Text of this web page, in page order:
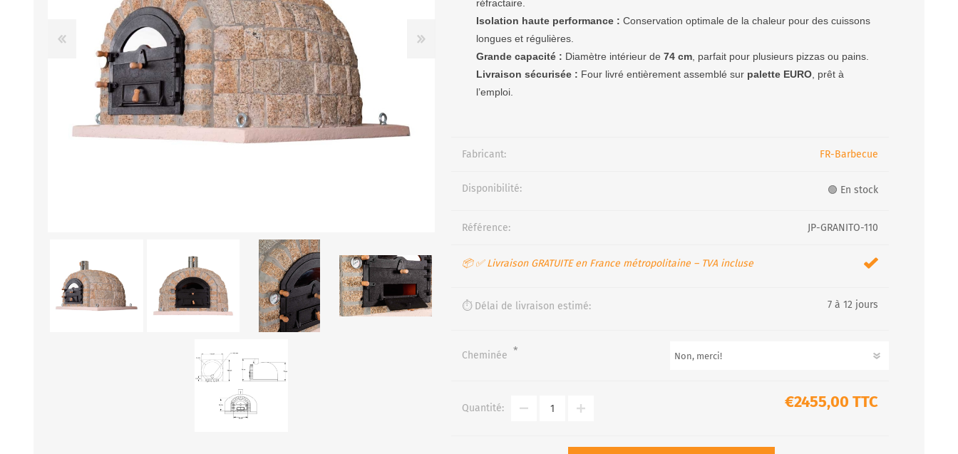
réfractaire.
Isolation haute performance : Conservation optimale de la chaleur pour des cuissons
longues et régulières.
Grande capacité : Diamètre intérieur de74 cm , parfait pour plusieurs pizzas ou pains.
Livraison sécurisée : Four livré entièrement assemblé sur palette EURO , prêt à
l’emploi.
Fabricant: FR-Barbecue
Disponibilité: 🟢 En stock
Référence: JP-GRANITO-110
📦 ✅ Livraison GRATUITE en France métropolitaine – TVA incluse
⏱️ Délai de livraison estimé: 7 à 12 jours
Cheminée *
€2455,00 TTC
Quantité: